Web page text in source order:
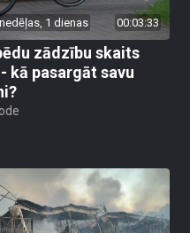
1 dienas 00:03:33
zādzību skaits
kā pasargāt savu